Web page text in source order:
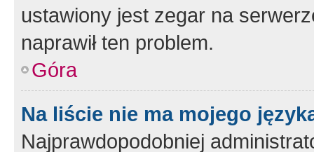
ustawiony jest zegar na
naprawił ten problem.
Góra
Na liście nie ma mojego
Najprawdopodobniej